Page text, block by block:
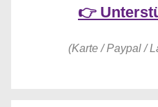
👉
(Karte / Paypal /